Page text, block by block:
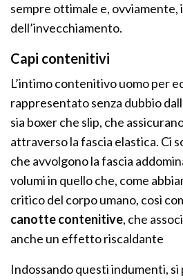
sempre ottimale e,
dell’invecchiamento.
Capi contenitivi
L’intimo contenitivo uomo per
rappresentato senza dubbio
sia boxer che slip, che
attraverso la fascia elastica. Ci
che avvolgono la fascia
volumi in quello che, come
critico del corpo umano, così
canotte contenitive, che
anche un effetto riscaldante
Indossando questi indumenti,